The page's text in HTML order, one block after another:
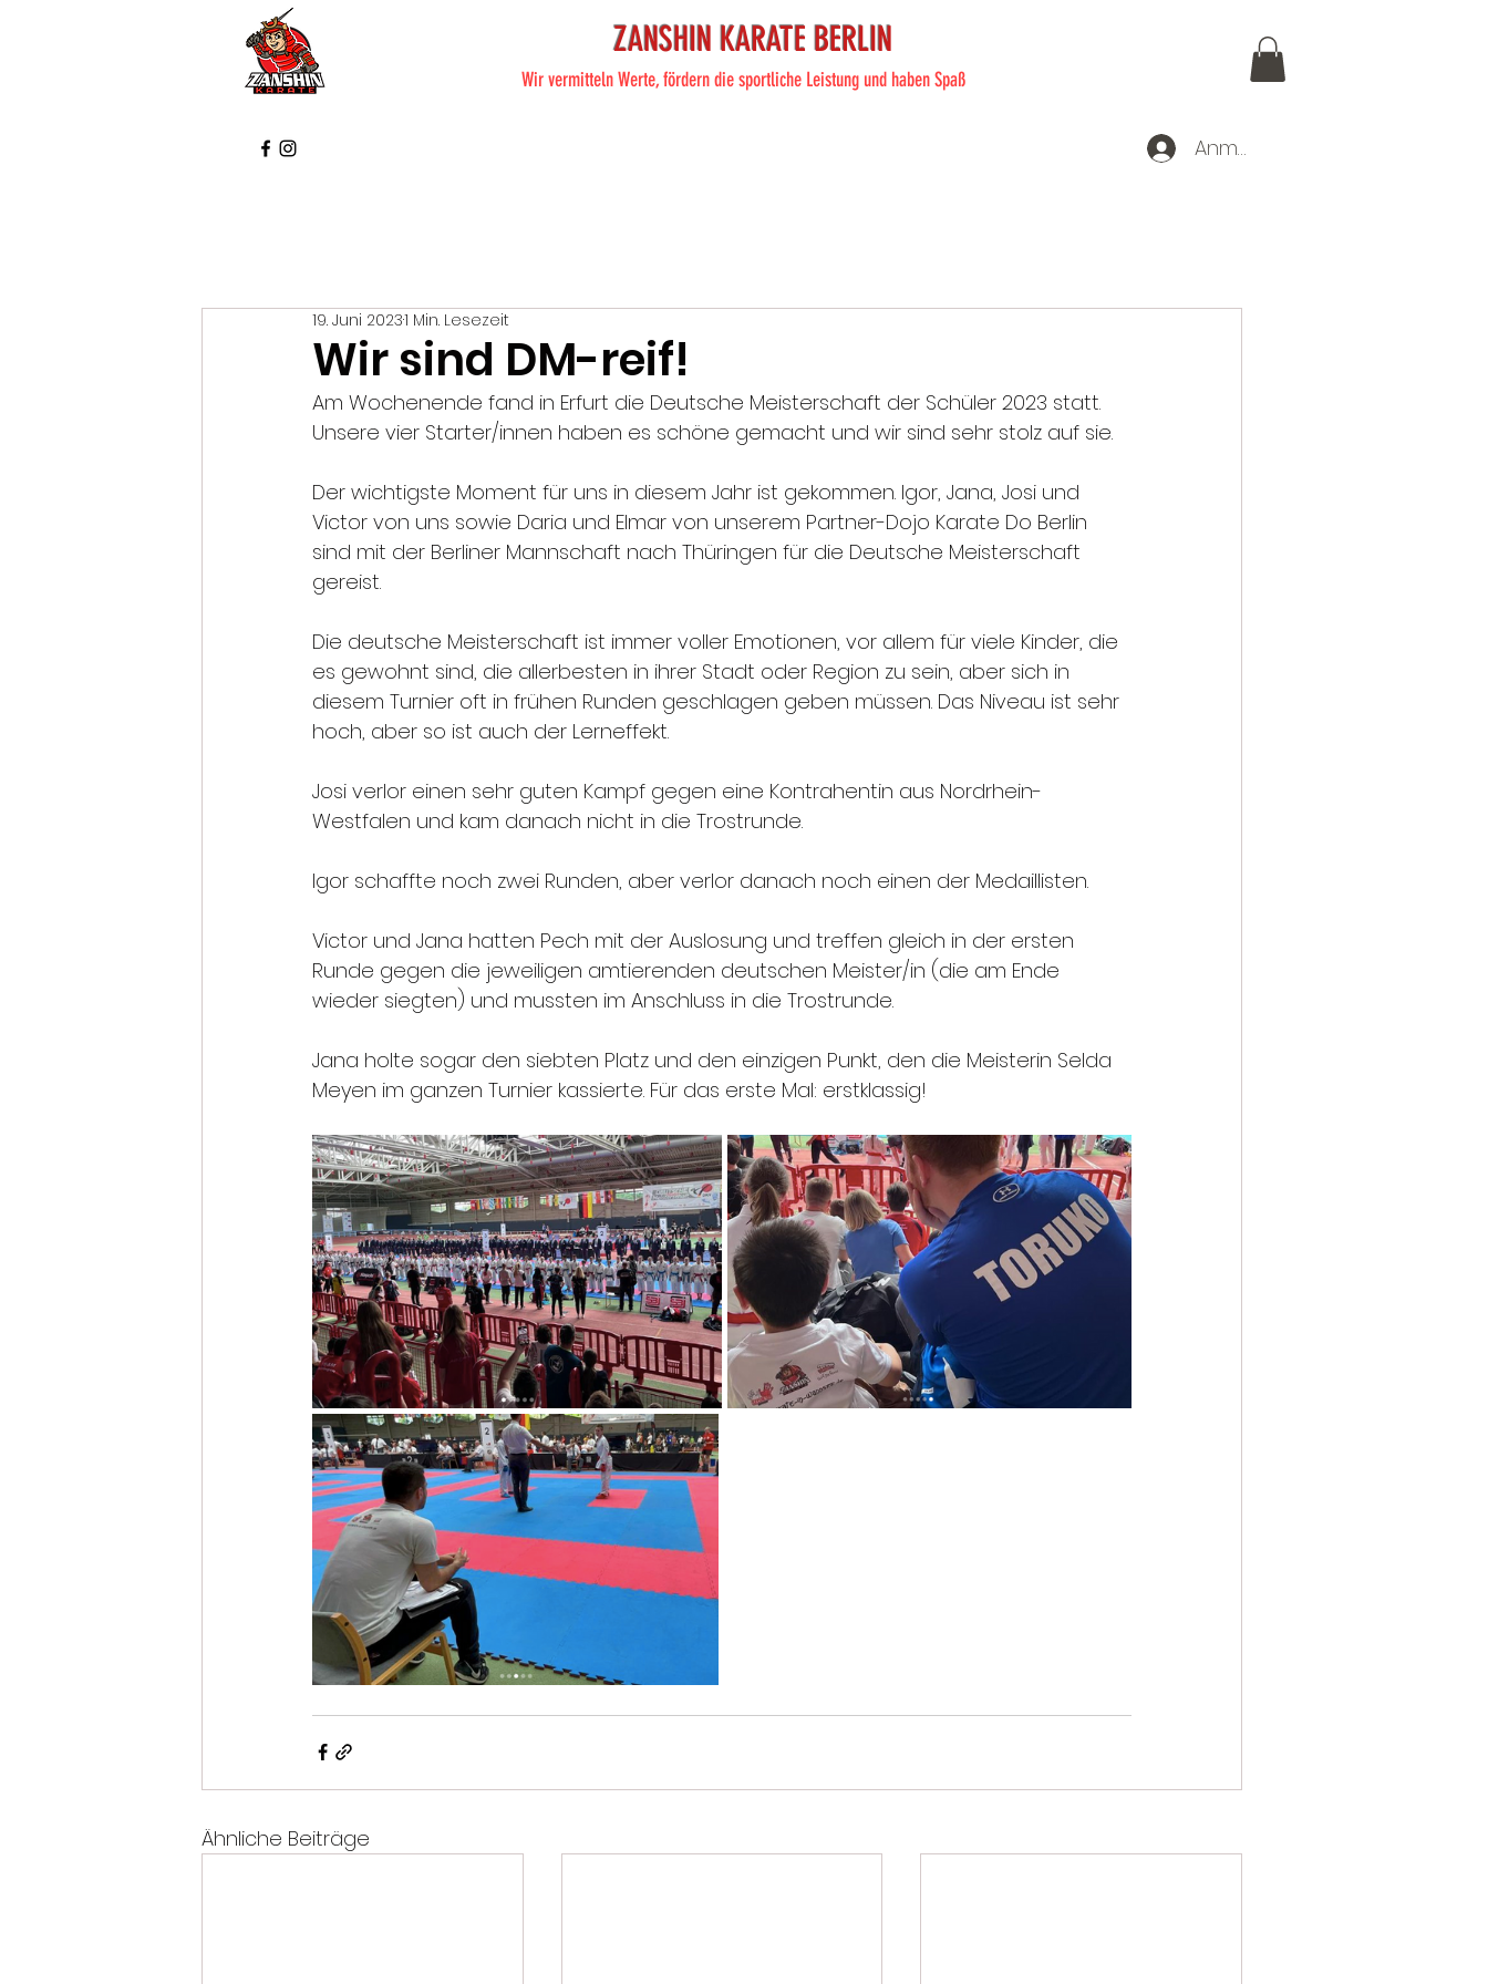
ZANSHIN KARATE BERLIN
Wir vermitteln Werte, fördern die sportliche Leistung und haben Spaß
Anmelden
Wir sind DM-reif!
19. Juni 20231 Min. Lesezeit
Am Wochenende fand in Erfurt die Deutsche Meisterschaft der Schüler 2023 statt.
Unsere vier Starter/innen haben es schöne gemacht und wir sind sehr stolz auf sie.
Der wichtigste Moment für uns in diesem Jahr ist gekommen. Igor, Jana, Josi und
Victor von uns sowie Daria und Elmar von unserem Partner-Dojo Karate Do Berlin
sind mit der Berliner Mannschaft nach Thüringen für die Deutsche Meisterschaft
gereist.
Die deutsche Meisterschaft ist immer voller Emotionen, vor allem für viele Kinder, die
es gewohnt sind, die allerbesten in ihrer Stadt oder Region zu sein, aber sich in
diesem Turnier oft in frühen Runden geschlagen geben müssen. Das Niveau ist sehr
hoch, aber so ist auch der Lerneffekt.
Josi verlor einen sehr guten Kampf gegen eine Kontrahentin aus Nordrhein-
Westfalen und kam danach nicht in die Trostrunde.
Igor schaffte noch zwei Runden, aber verlor danach noch einen der Medaillisten.
Victor und Jana hatten Pech mit der Auslosung und treffen gleich in der ersten
Runde gegen die jeweiligen amtierenden deutschen Meister/in (die am Ende
wieder siegten) und mussten im Anschluss in die Trostrunde.
Jana holte sogar den siebten Platz und den einzigen Punkt, den die Meisterin Selda
Meyen im ganzen Turnier kassierte. Für das erste Mal: erstklassig!
Ähnliche Beiträge